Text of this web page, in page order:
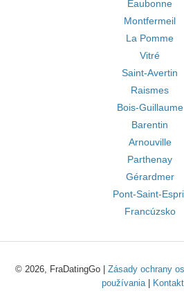
Eaubonne
Montfermeil
La Pomme
Vitré
Saint-Avertin
Raismes
Bois-Guillaume
Barentin
Arnouville
Parthenay
Gérardmer
Pont-Saint-
Francúzsko
© 2026, FraDatingGo | Zásady ochrany
používania|